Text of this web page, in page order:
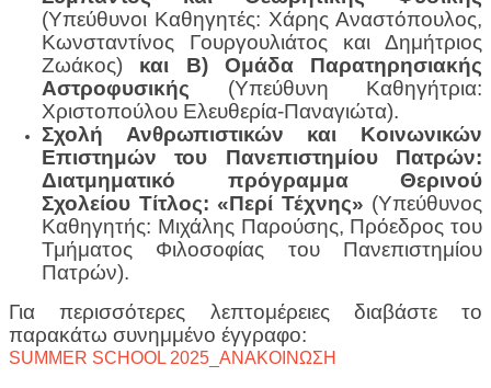
(Υπεύθυνοι Καθηγητές: Χάρης Αναστόπουλος,
Κωνσταντίνος Γουργουλιάτος και Δημήτριος
Ζωάκος) και Β) Ομάδα Παρατηρησιακής
Αστροφυσικής (Υπεύθυνη Καθηγήτρια:
Χριστοπούλου Ελευθερία-Παναγιώτα).
Σχολή Ανθρωπιστικών και Κοινωνικών
Επιστημών του Πανεπιστημίου Πατρών:
Διατμηματικό πρόγραμμα Θερινού
Σχολείου Τίτλος: «Περί Τέχνης» (Υπεύθυνος
Καθηγητής: Μιχάλης Παρούσης, Πρόεδρος του
Τμήματος Φιλοσοφίας του Πανεπιστημίου
Πατρών).
Για περισσότερες λεπτομέρειες διαβάστε το
παρακάτω συνημμένο έγγραφο:
SUMMER SCHOOL 2025_ΑΝΑΚΟΙΝΩΣΗ